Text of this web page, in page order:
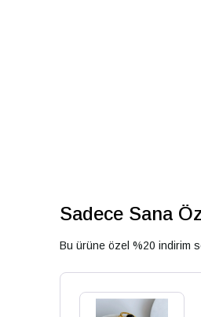
Sadece Sana
Bu ürüne özel %20 indirim